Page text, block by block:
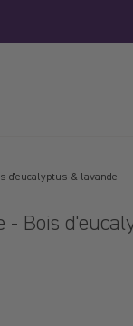
d'eucalyptus & lavande
- Bois